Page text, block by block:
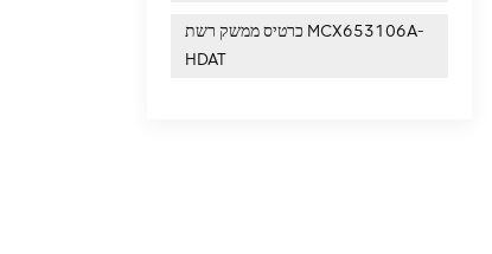
כרטיס ממשק רשת MCX653106A-
HDAT